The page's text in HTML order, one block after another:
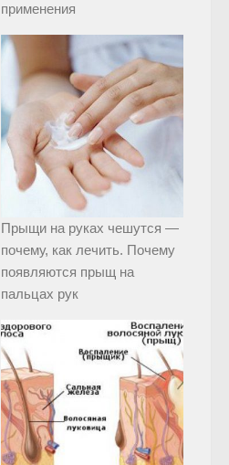
применения
Прыщи на руках чешутся —
почему, как лечить. Почему
появляются прыщ на
пальцах рук